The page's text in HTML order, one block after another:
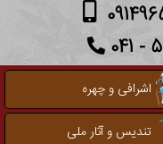
اشرافی و چهره
تندیس و آثار ملی